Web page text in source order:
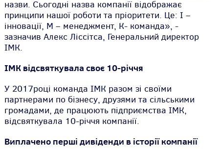
назви. Сьогодні назва компанії відображає
принципи нашої роботи та пріоритети. Це: І –
інновації, М – менеджмент, К- команда», -
зазначив Алекс Ліссітса, Генеральний директор
ІМК.
ІМК відсвяткувала своє 10-річчя
У 2017році команда ІМК разом зі своїми
партнерами по бізнесу, друзями та сільськими
громадами, де працюють підприємства ІМК,
відсвяткувала 10-річчя компанії.
Виплачено перші дивіденди в історії компанії